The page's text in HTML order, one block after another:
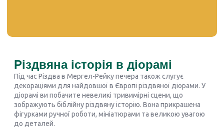
Різдвяна історія в діорамі
Під час Різдва в Мергел-Рейку печера також слугує
декораціями для найдовшої в Європі різдвяної діорами. У
діорамі ви побачите невеликі тривимірні сцени, що
зображують біблійну різдвяну історію. Вона прикрашена
фігурками ручної роботи, мініатюрами та великою увагою
до деталей.